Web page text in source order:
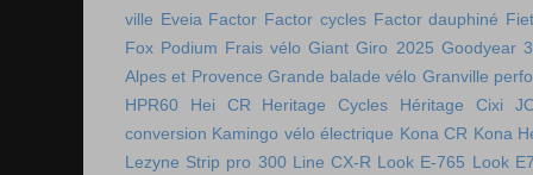
ville Eveia Factor Factor cycles Factor dauphiné
Fox Podium Frais vélo Giant Giro 2025 Goodyear
Alpes et Provence Grande balade vélo Granville
HPR60
Hei CR Heritage Cycles Héritage Cixi
conversion Kamingo vélo électrique Kona CR Kona
Lezyne Strip pro 300 Line CX-R Look E-765 Look